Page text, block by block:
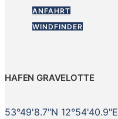
ANFAHRT
WINDFINDER
HAFEN GRAVELOTTE
53°49'8.7"N 12°54'40.9"E